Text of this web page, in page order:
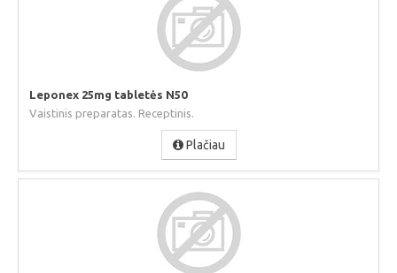
Leponex 25mg tabletės N50
Vaistinis preparatas. Receptinis.
Plačiau